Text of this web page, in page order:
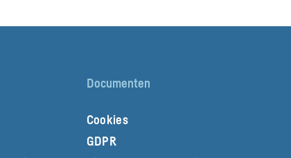
Documenten
Cookies
GDPR